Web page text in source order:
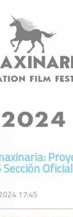
Sección
17:45